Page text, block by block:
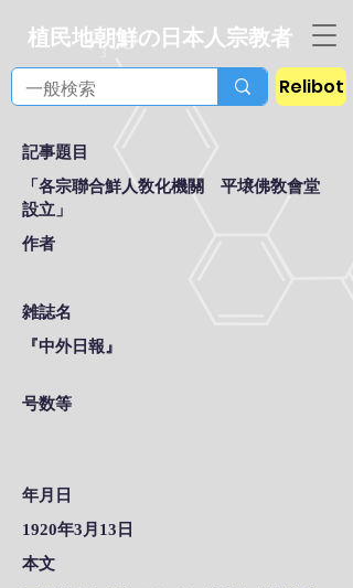
植民地朝鮮の日本人宗教者
Relibot
記事題目
「各宗聯合鮮人敎化機關 平壌佛敎會堂
設立」
作者
雑誌名
『中外日報』
号数等
年月日
1920年3月13日
本文